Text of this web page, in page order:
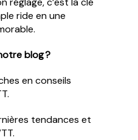
ride en une
blog ?
en conseils
tendances et